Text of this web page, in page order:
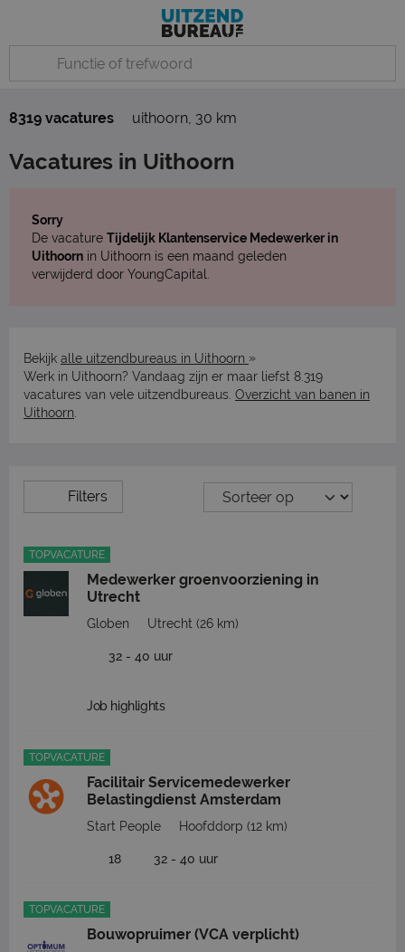
8319 vacatures uithoorn, 30 km
Vacatures in Uithoorn
Sorry
De vacature Tijdelijk Klantenservice Medewerker in
Uithoorn in Uithoorn is een maand geleden
verwijderd door YoungCapital.
Bekijk alle uitzendbureaus in Uithoorn »
Werk in Uithoorn? Vandaag zijn er maar liefst 8.319
vacatures van vele uitzendbureaus. Overzicht van banen in
Uithoorn
Filters
TOPVACATURE
Medewerker groenvoorziening in
Utrecht
Globen Utrecht (26 km)
32 - 40 uur
Job highlights
TOPVACATURE
Facilitair Servicemedewerker
Belastingdienst Amsterdam
Start People Hoofddorp (12 km)
18 32 - 40 uur
TOPVACATURE
Bouwopruimer (VCA verplicht)